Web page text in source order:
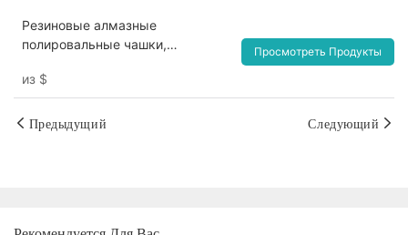
Резиновые алмазные
полировальные чашки,
резиновые полировальные
системы для полировки,
шлифования, отделки, циркония,
из $
Просмотреть Продукты
Предыдущий Следующий